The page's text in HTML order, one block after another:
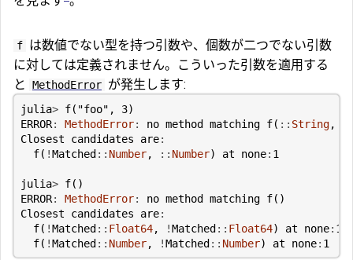
f は数値でない型を持つ引数や、個数が二つでない引数
に対しては定義されません。こういった引数を適用する
と
MethodError が発生します:
julia> f( "foo" , 3)
ERROR: MethodError: no method matching f( :: String,
Closest
candidates are:
f( !Matched:: Number, :: Number) at none: 1
julia> f()
ERROR: MethodError: no method matching f()
Closest
candidates are:
f( !Matched:: Float64, !Matched:: Float64) at none: 1
f( !Matched:: Number, !Matched:: Number) at none: 1